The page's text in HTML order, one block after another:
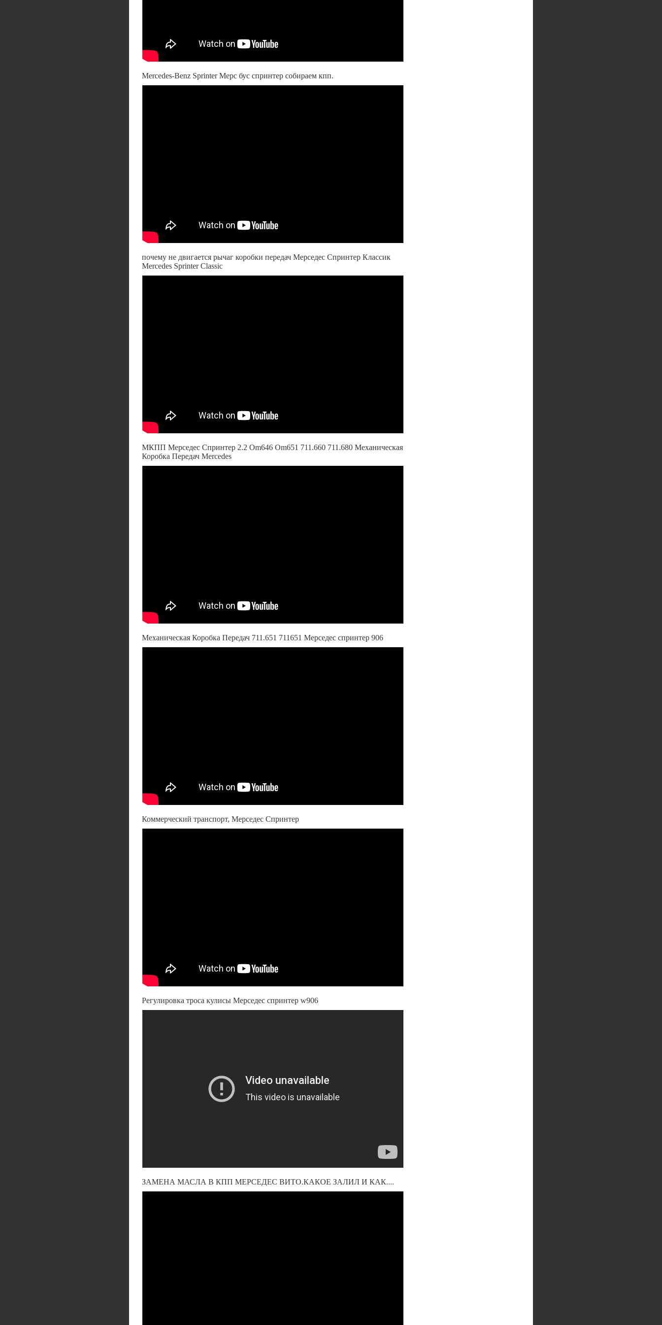
Mercedes-Benz Sprinter Мерс бус спринтер собираем кпп.
почему не двигается рычаг коробки передач Мерседес Спринтер Классик
Mercedes Sprinter Classic
МКПП Мерседес Спринтер 2.2 Om646 Om651 711.660 711.680 Механическая
Коробка Передач Mercedes
Механическая Коробка Передач 711.651 711651 Мерседес спринтер 906
Коммерческий транспорт, Мерседес Спринтер
Регулировка троса кулисы Мерседес спринтер w906
ЗАМЕНА МАСЛА В КПП МЕРСЕДЕС ВИТО.КАКОЕ ЗАЛИЛ И КАК....